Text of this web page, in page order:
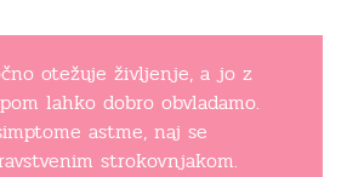
otežuje življenje, a jo z
lahko dobro obvladamo.
astme, naj se
strokovnjakom.